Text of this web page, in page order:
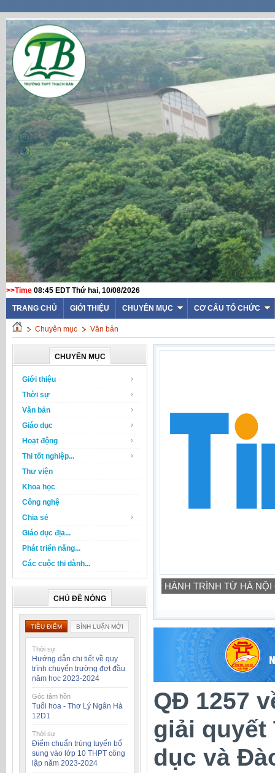
>>Time 08:45 EDT Thứ hai, 10/08/2026
TRANG CHỦ GIỚI THIỆU CHUYÊN MỤC CƠ CẤU TỔ CHỨC
Chuyên mục Văn bản
CHUYÊN MỤC
Giới thiệu
Thời sự
Văn bản
Giáo dục
Hoạt động
Thi tốt nghiệp...
Thư viện
Khoa học
Công nghệ
Chia sẻ
Giáo dục địa...
Phát triển năng...
Các cuộc thi dành...
CHỦ ĐỀ NÓNG
TIÊU ĐIỂM BÌNH LUẬN MỚI
Thời sự
Hướng dẫn chi tiết về quy
trình chuyển trường đợt đầu
năm học 2023-2024
Góc tâm hồn
Tuổi hoa - Thơ Lý Ngân Hà
12D1
Thời sự
Điểm chuẩn trúng tuyển bổ
sung vào lớp 10 THPT công
lập năm 2023-2024
HÀNH TRÌNH TỪ HÀ
QĐ 1257
giải quyết
dục và